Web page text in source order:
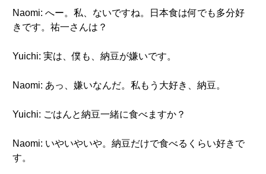
Naomi: へー。私、ないですね。日本食は何でも多分好
きです。祐一さんは？
Yuichi: 実は、僕も、納豆が嫌いです。
Naomi: あっ、嫌いなんだ。私もう大好き、納豆。
Yuichi: ごはんと納豆一緒に食べますか？
Naomi: いやいやいや。納豆だけで食べるくらい好きで
す。